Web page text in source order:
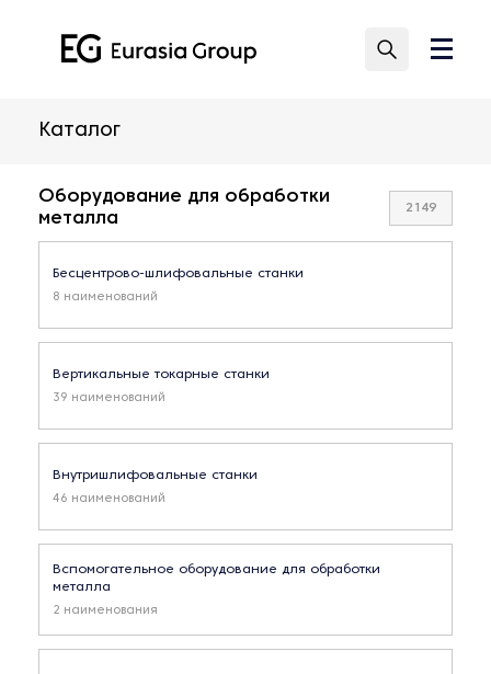
Каталог
Оборудование для обработки
металла
2149
Бесцентрово-шлифовальные станки
8 наименований
Вертикальные токарные станки
39 наименований
Внутришлифовальные станки
46 наименований
Вспомогательное оборудование для обработки
металла
2 наименования